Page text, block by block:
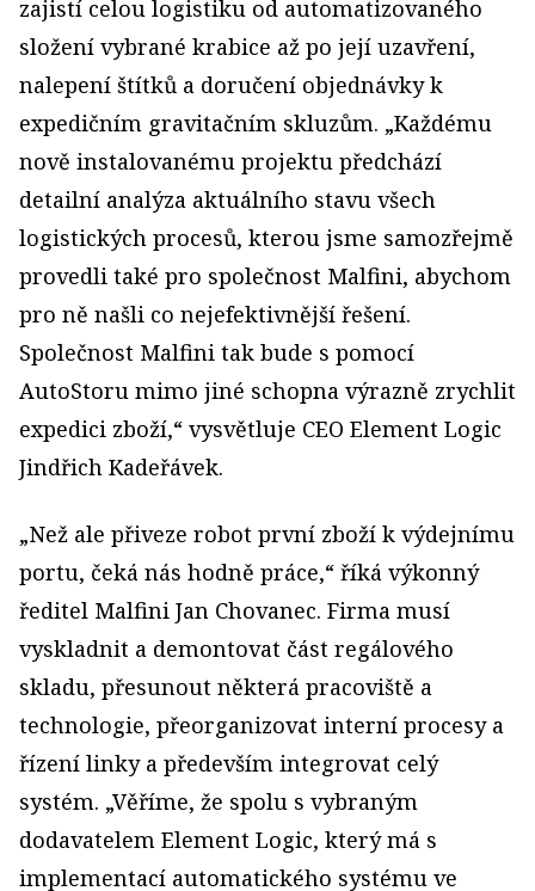
zajistí celou logistiku od automatizovaného
složení vybrané krabice až po její uzavření,
nalepení štítků a doručení objednávky k
expedičním gravitačním skluzům. „Každému
nově instalovanému projektu předchází
detailní analýza aktuálního stavu všech
logistických procesů, kterou jsme samozřejmě
provedli také pro společnost Malfini, abychom
pro ně našli co nejefektivnější řešení.
Společnost Malfini tak bude s pomocí
AutoStoru mimo jiné schopna výrazně zrychlit
expedici zboží,“ vysvětluje CEO Element Logic
Jindřich Kadeřávek.
„Než ale přiveze robot první zboží k výdejnímu
portu, čeká nás hodně práce,“ říká výkonný
ředitel Malfini Jan Chovanec. Firma musí
vyskladnit a demontovat část regálového
skladu, přesunout některá pracoviště a
technologie, přeorganizovat interní procesy a
řízení linky a především integrovat celý
systém. „Věříme, že spolu s vybraným
dodavatelem Element Logic, který má s
implementací automatického systému ve